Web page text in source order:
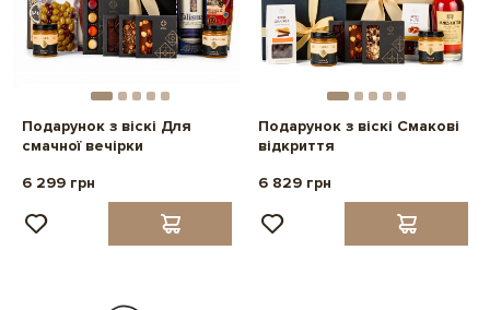
Подарунок з віскі Для
смачної вечірки
6 299 грн
Подарунок з віскі Смакові
відкриття
6 829 грн